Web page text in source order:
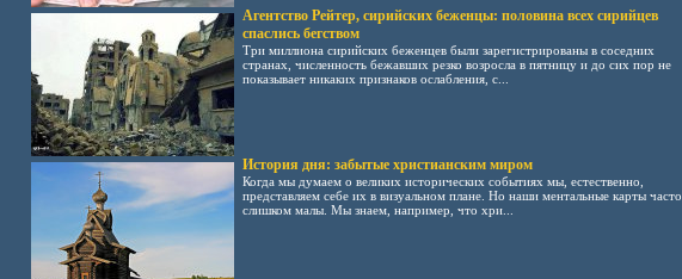
Агентство Рейтер, сирийских беженцы: половина всех сирийцев
спаслись бегством
Три миллиона сирийских беженцев были зарегистрированы в соседних
странах, численность бежавших резко возросла в пятницу и до сих пор не
показывает никаких признаков ослабления, с...
История дня: забытые христианским миром
Когда мы думаем о великих исторических событиях мы, естественно,
представляем себе их в визуальном плане. Но наши ментальные карты часто
слишком малы. Мы знаем, например, что хри...